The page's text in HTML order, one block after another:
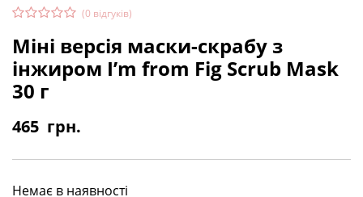
(0 відгуків)
Міні версія маски-скрабу з
інжиром I’m from Fig Scrub Mask
30 г
465 грн.
Немає в наявності